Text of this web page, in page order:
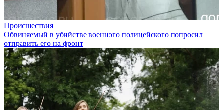
Происшествия
Обвиняемый в убийстве военного полицейского попросил
отправить его на фронт